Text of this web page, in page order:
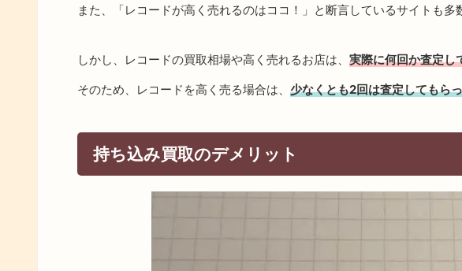
また、「レコードが高く売れるのはココ！」と断言しているサイトも多
しかし、レコードの買取相場や高く売れるお店は、 実際に何回か査定し
そのため、レコードを高く売る場合は、 少なくとも2回は査定してもら
持ち込み買取のデメリット